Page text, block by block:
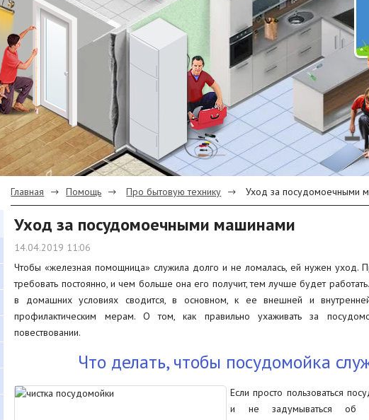
Главная Помощь Про бытовую технику Уход за посудомоечными
Уход за посудомоечными машинами
14.04.2019 11:06
Чтобы «железная помощница» служила долго и не ломалась, ей нужен уход.
требовать постоянно, и чем больше она его получит, тем лучше будет
в домашних условиях сводится, в основном, к ее внешней и
профилактическим мерам. О том, как правильно ухаживать за
повествовании.
Что делать, чтобы посудомойка
Если просто пользоваться
и не задумываться об